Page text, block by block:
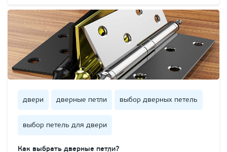
двери дверные петли выбор дверных петель
выбор петель для двери
Как выбрать дверные петли?